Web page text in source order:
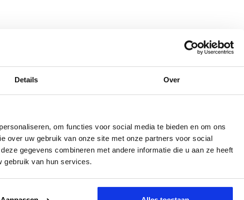
Details Over
om functies voor social media te bieden en om ons
over uw gebruik van onze site met onze partners voor social
gegevens combineren met andere informatie die u aan ze heeft
gebruik van hun services.